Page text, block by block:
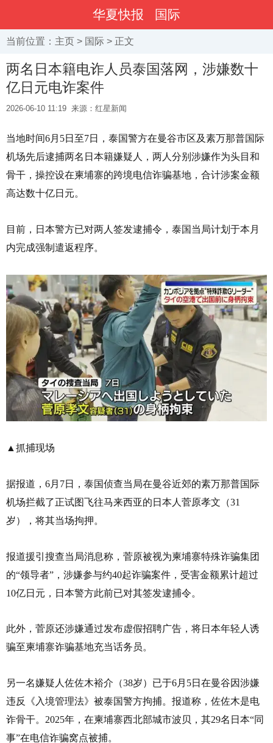
华夏快报 国际
当前位置： 主页 > 国际 > 正文
两名日本籍电诈人员泰国落网，涉嫌数十
亿日元电诈案件
2026-06-10 11:19 来源：红星新闻
当地时间6月5日至7日，泰国警方在曼谷市区及素万那普国际
机场先后逮捕两名日本籍嫌疑人，两人分别涉嫌作为头目和
骨干，操控设在柬埔寨的跨境电信诈骗基地，合计涉案金额
高达数十亿日元。
目前，日本警方已对两人签发逮捕令，泰国当局计划于本月
内完成强制遣返程序。
▲抓捕现场
据报道，6月7日，泰国侦查当局在曼谷近郊的素万那普国际
机场拦截了正试图飞往马来西亚的日本人菅原孝文（31
岁），将其当场拘押。
报道援引搜查当局消息称，菅原被视为柬埔寨特殊诈骗集团
的“领导者”，涉嫌参与约40起诈骗案件，受害金额累计超过
10亿日元，日本警方此前已对其签发逮捕令。
此外，菅原还涉嫌通过发布虚假招聘广告，将日本年轻人诱
骗至柬埔寨诈骗基地充当话务员。
另一名嫌疑人佐佐木裕介（38岁）已于6月5日在曼谷因涉嫌
违反《入境管理法》被泰国警方拘捕。报道称，佐佐木是电
诈骨干。2025年，在柬埔寨西北部城市波贝，其29名日本“同
事”在电信诈骗窝点被捕。